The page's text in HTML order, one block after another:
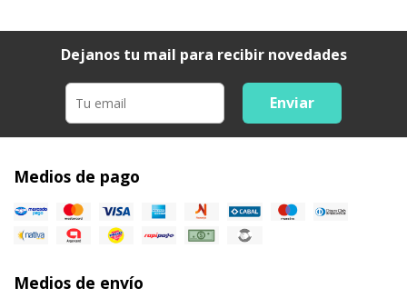
Dejanos tu mail para recibir novedades
Enviar
Medios de pago
Medios de envío